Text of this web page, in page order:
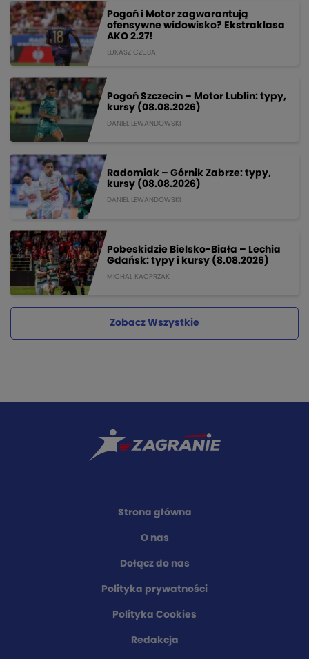
Pogoń i Motor zagwarantują
ofensywne widowisko? Ekstraklasa
AKO 2.27!
ŁUKASZ CZUBA
Pogoń Szczecin – Motor Lublin: typy,
kursy (08.08.2026)
DANIEL LEWANDOWSKI
Radomiak – Górnik Zabrze: typy,
kursy (08.08.2026)
DANIEL LEWANDOWSKI
Pobeskidzie Bielsko-Biała – Lechia
Gdańsk: typy i kursy (8.08.2026)
MICHAL KACPRZAK
Zobacz Wszystkie
Strona główna
O nas
Dołącz do nas
Polityka prywatności
Polityka Cookies
Redakcja